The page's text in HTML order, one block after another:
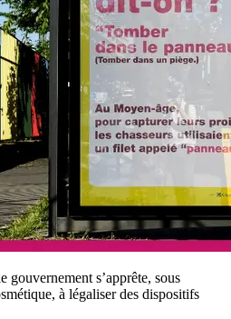
gouvernement s’apprête, sous
à légaliser des dispositifs